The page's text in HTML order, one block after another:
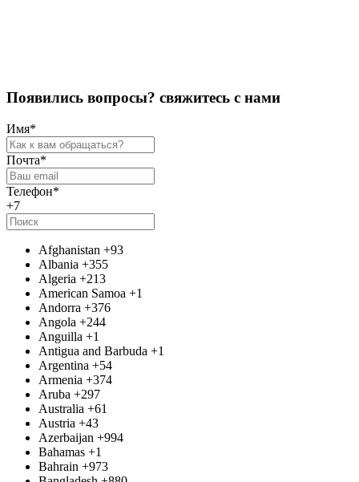
Появились вопросы? свяжитесь с нами
Имя*
Почта*
Телефон*
+7
Afghanistan +93
Albania +355
Algeria +213
American Samoa +1
Andorra +376
Angola +244
Anguilla +1
Antigua and Barbuda +1
Argentina +54
Armenia +374
Aruba +297
Australia +61
Austria +43
Azerbaijan +994
Bahamas +1
Bahrain +973